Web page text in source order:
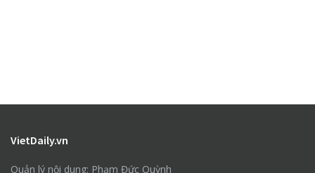
VietDaily.vn
Quản lý nội dung: Phạm Đức Quỳnh